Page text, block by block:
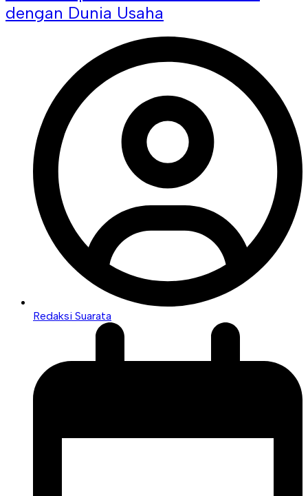
dengan Dunia Usaha
Redaksi Suarata